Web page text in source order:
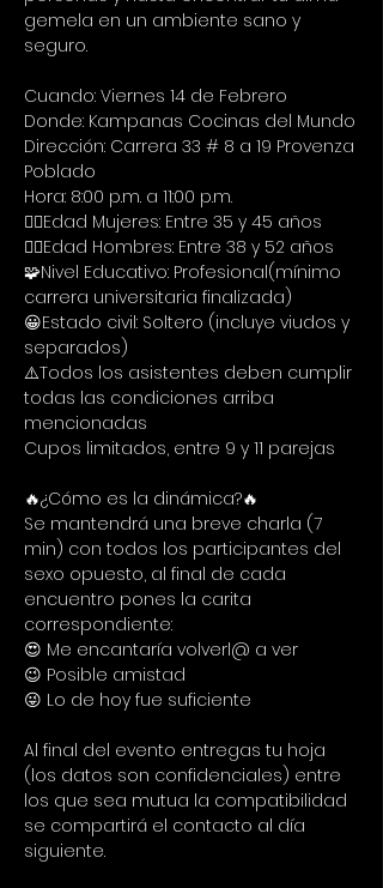
gemela en un ambiente sano y
seguro.
Cuando: Viernes 14 de Febrero
Donde: Kampanas Cocinas del Mundo
Dirección: Carrera 33 # 8 a 19 Provenza
Poblado
Hora: 8:00 p.m. a 11:00 p.m.
🙋‍♀Edad Mujeres: Entre 35 y 45 años
🙋‍♂Edad Hombres: Entre 38 y 52 años
🧩Nivel Educativo: Profesional(mínimo
carrera universitaria finalizada)
😀Estado civil: Soltero (incluye viudos y
separados)
⚠️Todos los asistentes deben cumplir
todas las condiciones arriba
mencionadas
Cupos limitados, entre 9 y 11 parejas
🔥¿Cómo es la dinámica?🔥
Se mantendrá una breve charla (7
min) con todos los participantes del
sexo opuesto, al final de cada
encuentro pones la carita
correspondiente:
😍 Me encantaría volverl@ a ver
😉 Posible amistad
😜 Lo de hoy fue suficiente
Al final del evento entregas tu hoja
(los datos son confidenciales) entre
los que sea mutua la compatibilidad
se compartirá el contacto al día
siguiente.